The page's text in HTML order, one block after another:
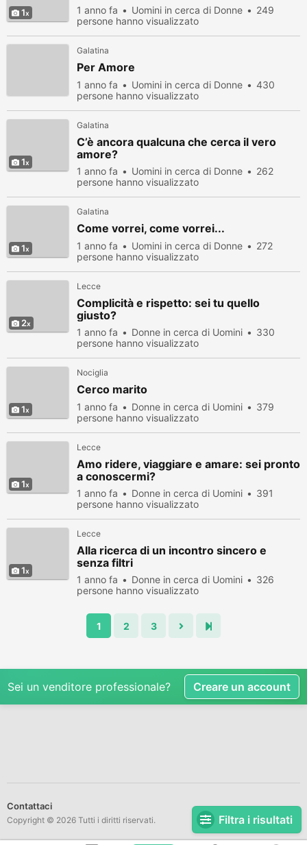
Filtra i risultati
1 1 anno fa Uomini in cerca di Donne
249
persone hanno visualizzato
Galatina
Per Amore
1 anno fa Uomini in cerca di Donne
430
persone hanno visualizzato
1
Galatina
C’è ancora qualcuna che cerca il vero
amore?
1 anno fa Uomini in cerca di Donne
262
persone hanno visualizzato
1
Galatina
Come vorrei, come vorrei...
1 anno fa Uomini in cerca di Donne
272
persone hanno visualizzato
2
Lecce
Complicità e rispetto: sei tu quello
giusto?
1 anno fa Donne in cerca di Uomini
330
persone hanno visualizzato
1
Nociglia
Cerco marito
1 anno fa Donne in cerca di Uomini
379
persone hanno visualizzato
1
Lecce
Amo ridere, viaggiare e amare: sei pronto
a conoscermi?
1 anno fa Donne in cerca di Uomini
391
persone hanno visualizzato
1
Lecce
Alla ricerca di un incontro sincero e
senza filtri
1 anno fa Donne in cerca di Uomini
326
persone hanno visualizzato
1 2 3
Sei un venditore professionale? Creare un account
Contattaci
Copyright © 2026 Tutti i diritti riservati.